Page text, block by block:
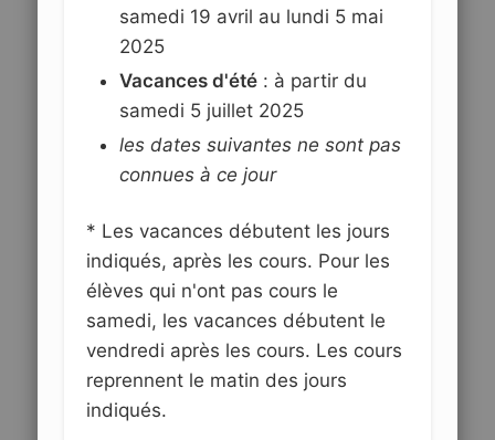
samedi 19 avril au lundi 5 mai
2025
Vacances d'été : à partir du
samedi 5 juillet 2025
les dates suivantes ne sont pas
connues à ce jour
* Les vacances débutent les jours
indiqués, après les cours. Pour les
élèves qui n'ont pas cours le
samedi, les vacances débutent le
vendredi après les cours. Les cours
reprennent le matin des jours
indiqués.